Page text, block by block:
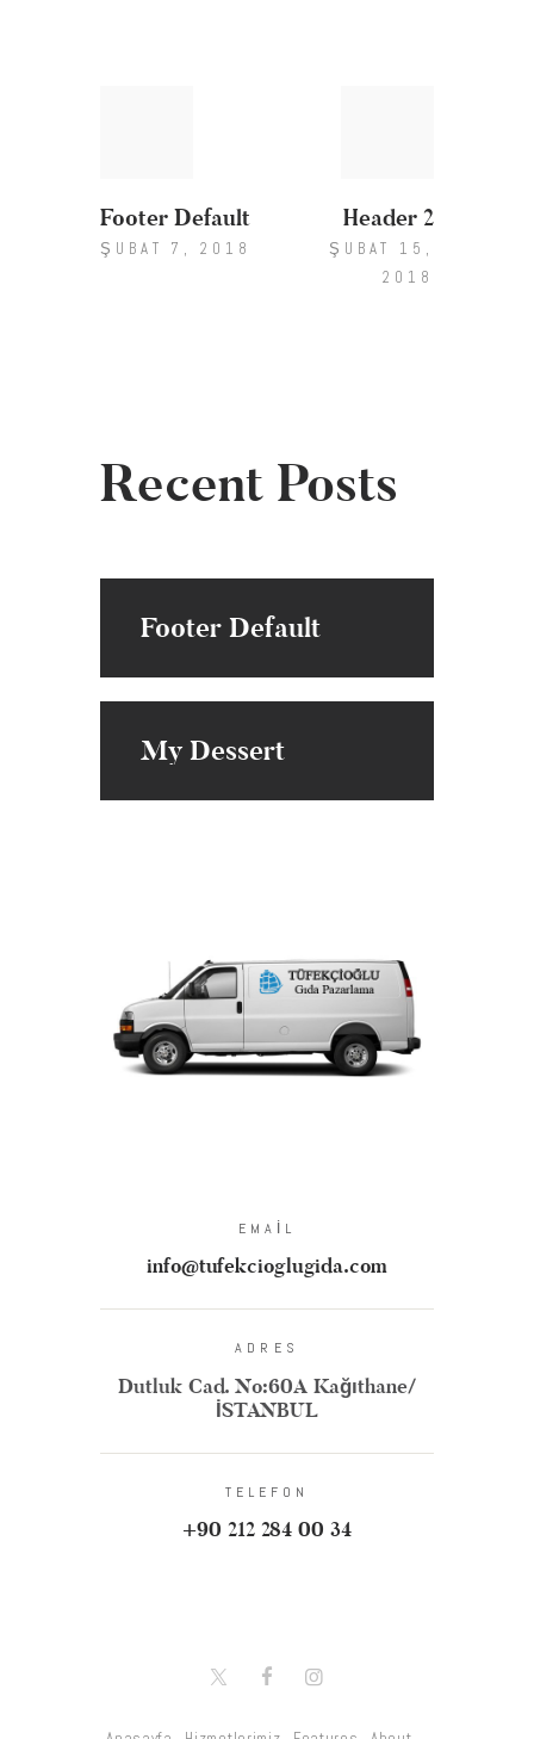
Footer Default
ŞUBAT 7, 2018
Header 2
ŞUBAT 15,
2018
Recent Posts
Footer Default
My Dessert
EMAIL
info@tufekcioglugida.com
ADRES
Dutluk Cad. No:60A Kağıthane/
İSTANBUL
TELEFON
+90 212 284 00 34